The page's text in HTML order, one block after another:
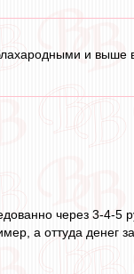
и выше
через 3-4-5
а оттуда денег за